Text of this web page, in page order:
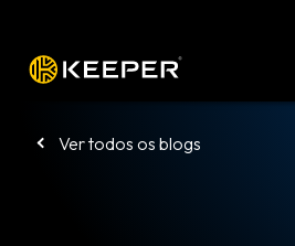
Ver todos os blogs